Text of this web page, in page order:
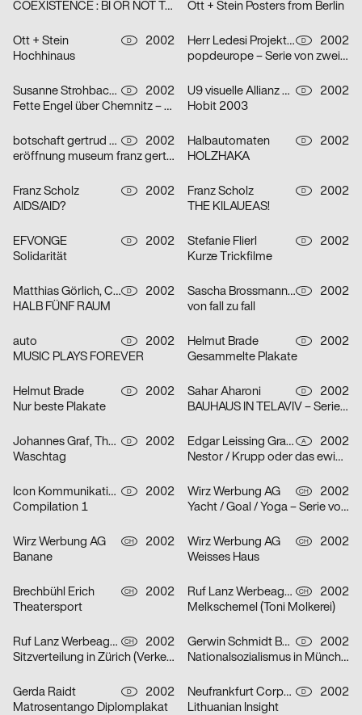
COEXISTENCE : BI OR NOT TO BE
Ott + Stein Posters from Berlin
Ott + Stein D
2002
Hochhinaus
Herr Ledesi Projekt- und Werbeagentur D
2002
popdeurope – Serie von zwei Plakaten
Susanne Strohbach, Ralf Wolfermann D
2002
Fette Engel über Chemnitz – Serie von vier Plakaten
U9 visuelle Allianz GmbH D
2002
Hobit 2003
botschaft gertrud nolte visuelle kommunikation und beratung D
2002
eröffnung museum franz gertsch
Halbautomaten D
2002
HOLZHAKA
Franz Scholz D
2002
AIDS/AID?
Franz Scholz D
2002
THE KILAUEAS!
EFVONGE D
2002
Solidarität
Stefanie Flierl D
2002
Kurze Trickfilme
Matthias Görlich, Charalampos Lazos D
2002
HALB FÜNF RAUM
Sascha Brossmann, Heike Grebin, Nina Lehmann D
2002
von fall zu fall
auto D
2002
MUSIC PLAYS FOREVER
Helmut Brade D
2002
Gesammelte Plakate
Helmut Brade D
2002
Nur beste Plakate
Sahar Aharoni D
2002
BAUHAUS IN TELAVIV – Serie von drei Plakaten
Johannes Graf, Thorsten Lehmann D
2002
Waschtag
Edgar Leissing Grafik Design A
2002
Nestor / Krupp oder das ewige Leben / Hartes Herz – Serie von drei Plakaten
Icon Kommunikationsdesign D
2002
Compilation 1
Wirz Werbung AG CH
2002
Yacht / Goal / Yoga – Serie von drei Plakaten
Wirz Werbung AG CH
2002
Banane
Wirz Werbung AG CH
2002
Weisses Haus
Brechbühl Erich CH
2002
Theatersport
Ruf Lanz Werbeagentur AG CH
2002
Melkschemel (Toni Molkerei)
Ruf Lanz Werbeagentur AG CH
2002
Sitzverteilung in Zürich (Verkehrsbetriebe Zürich)
Gerwin Schmidt Büro für visuelle Gestaltung D
2002
Nationalsozialismus in München
Gerda Raidt D
2002
Matrosentango Diplomplakat
Neufrankfurt Corporate Design GmbH D
2002
Lithuanian Insight